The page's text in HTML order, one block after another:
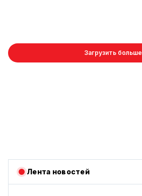
Загрузить больше
Лента новостей